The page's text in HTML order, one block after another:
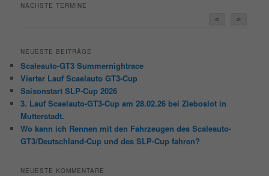
NÄCHSTE TERMINE
<
>
NEUESTE BEITRÄGE
Scaleauto-GT3 Summernightrace
Vierter Lauf Scaelauto GT3-Cup
Saisonstart SLP-Cup 2026
3. Lauf Scaelauto-GT3-Cup am 28.02.26 bei Zieboslot in
Mutterstadt.
Wo kann ich Rennen mit den Fahrzeugen des Scaleauto-
GT3/Deutschland-Cup und des SLP-Cup fahren?
NEUESTE KOMMENTARE